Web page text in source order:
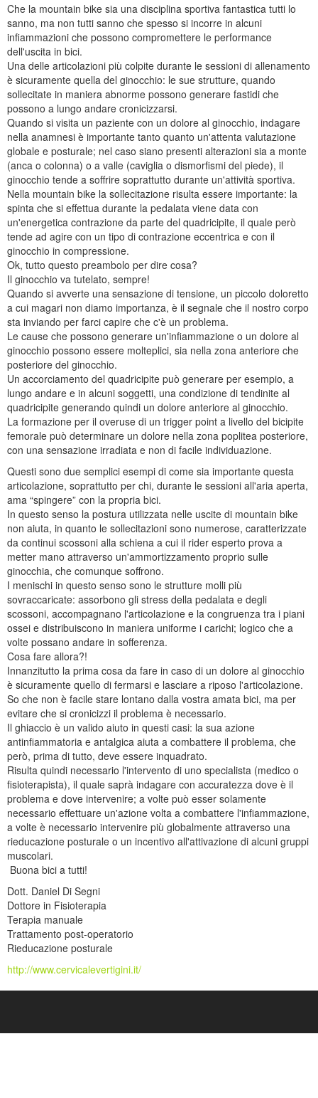
Che la mountain bike sia una disciplina sportiva fantastica tutti lo
sanno, ma non tutti sanno che spesso si incorre in alcuni
infiammazioni che possono compromettere le performance
dell'uscita in bici.
Una delle articolazioni più colpite durante le sessioni di allenamento
è sicuramente quella del ginocchio: le sue strutture, quando
sollecitate in maniera abnorme possono generare fastidi che
possono a lungo andare cronicizzarsi.
Quando si visita un paziente con un dolore al ginocchio, indagare
nella anamnesi è importante tanto quanto un'attenta valutazione
globale e posturale; nel caso siano presenti alterazioni sia a monte
(anca o colonna) o a valle (caviglia o dismorfismi del piede), il
ginocchio tende a soffrire soprattutto durante un'attività sportiva.
Nella mountain bike la sollecitazione risulta essere importante: la
spinta che si effettua durante la pedalata viene data con
un'energetica contrazione da parte del quadricipite, il quale però
tende ad agire con un tipo di contrazione eccentrica e con il
ginocchio in compressione.
Ok, tutto questo preambolo per dire cosa?
Il ginocchio va tutelato, sempre!
Quando si avverte una sensazione di tensione, un piccolo doloretto
a cui magari non diamo importanza, è il segnale che il nostro corpo
sta inviando per farci capire che c'è un problema.
Le cause che possono generare un'infiammazione o un dolore al
ginocchio possono essere molteplici, sia nella zona anteriore che
posteriore del ginocchio.
Un accorciamento del quadricipite può generare per esempio, a
lungo andare e in alcuni soggetti, una condizione di tendinite al
quadricipite generando quindi un dolore anteriore al ginocchio.
La formazione per il overuse di un trigger point a livello del bicipite
femorale può determinare un dolore nella zona poplitea posteriore,
con una sensazione irradiata e non di facile individuazione.
Questi sono due semplici esempi di come sia importante questa
articolazione, soprattutto per chi, durante le sessioni all'aria aperta,
ama “spingere” con la propria bici.
In questo senso la postura utilizzata nelle uscite di mountain bike
non aiuta, in quanto le sollecitazioni sono numerose, caratterizzate
da continui scossoni alla schiena a cui il rider esperto prova a
metter mano attraverso un'ammortizzamento proprio sulle
ginocchia, che comunque soffrono.
I menischi in questo senso sono le strutture molli più
sovraccaricate: assorbono gli stress della pedalata e degli
scossoni, accompagnano l'articolazione e la congruenza tra i piani
ossei e distribuiscono in maniera uniforme i carichi; logico che a
volte possano andare in sofferenza.
Cosa fare allora?!
Innanzitutto la prima cosa da fare in caso di un dolore al ginocchio
è sicuramente quello di fermarsi e lasciare a riposo l'articolazione.
So che non è facile stare lontano dalla vostra amata bici, ma per
evitare che si cronicizzi il problema è necessario.
Il ghiaccio è un valido aiuto in questi casi: la sua azione
antinfiammatoria e antalgica aiuta a combattere il problema, che
però, prima di tutto, deve essere inquadrato.
Risulta quindi necessario l'intervento di uno specialista (medico o
fisioterapista), il quale saprà indagare con accuratezza dove è il
problema e dove intervenire; a volte può esser solamente
necessario effettuare un'azione volta a combattere l'infiammazione,
a volte è necessario intervenire più globalmente attraverso una
rieducazione posturale o un incentivo all'attivazione di alcuni gruppi
muscolari.
Buona bici a tutti!
Dott. Daniel Di Segni
Dottore in Fisioterapia
Terapia manuale
Trattamento post-operatorio
Rieducazione posturale
http://www.cervicalevertigini.it/